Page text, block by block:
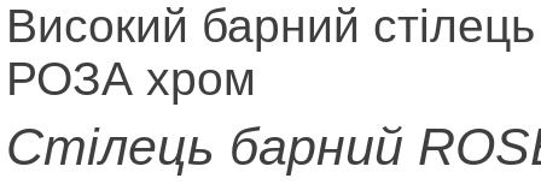
Високий барний
РОЗА хром
Стілець барний